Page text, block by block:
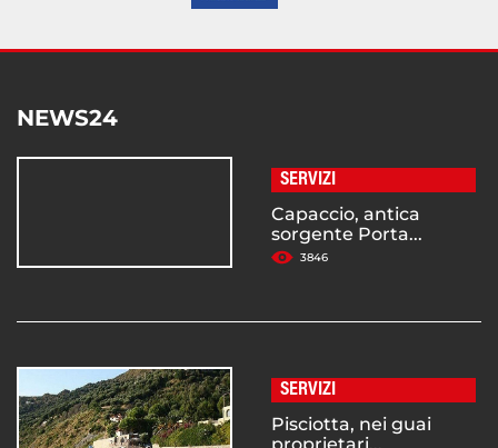
NEWS24
SERVIZI
Capaccio, antica
sorgente Porta...
3846
SERVIZI
Pisciotta, nei guai